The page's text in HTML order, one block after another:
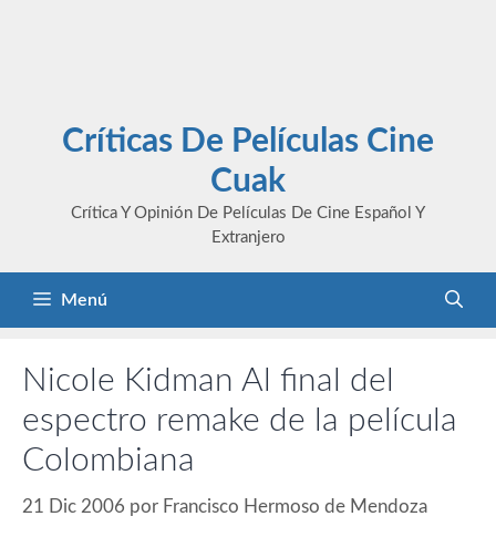
Críticas De Películas Cine
Cuak
Crítica Y Opinión De Películas De Cine Español Y
Extranjero
Menú
Nicole Kidman Al final del
espectro remake de la película
Colombiana
21 Dic 2006 por Francisco Hermoso de Mendoza